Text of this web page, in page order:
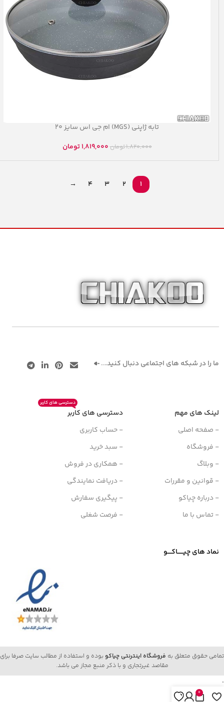
تابه ژاپنی (MGS) ام جی اس سایز ۲۰
1,820,000تومان1,819,000 تومان
1
2
3
4
→
ما را در شبکه های اجتماعی دنبال کنید...
لینک های مهم
- صفحه اصلی
- فروشگاه
- وبلاگ
- قوانین و مقررات
- درباره چیاکو
- تماس با ما
دسترسی های کاربر
دسترسی های کاربر
- حساب کاربری
- سبد خرید
- همکاری در فروش
- دریافت نمایندگی
- پیگیری سفارش
- فرصت شغلی
نماد های چیــــــاکــــو
تمامی حقوق متعلق به فروشگاه اینترنتی چیاکو بوده و استفاده از مطالب سایت صرفا برای
مقاصد غیرتجاری و با ذکر منبع مجاز می باشد.
0
.